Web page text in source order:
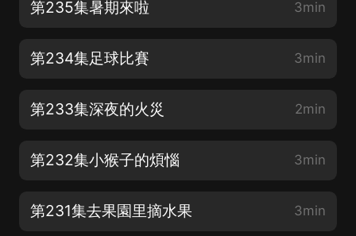
第235集暑期來啦 3min
第234集足球比賽 3min
第233集深夜的火災 2min
第232集小猴子的煩惱 3min
第231集去果園里摘水果 3min